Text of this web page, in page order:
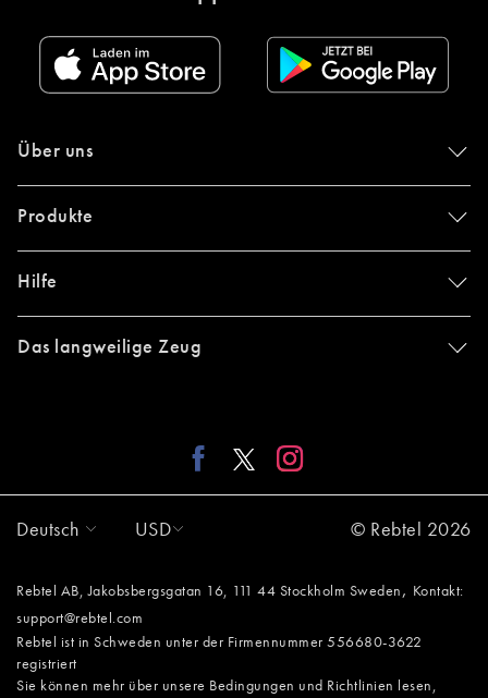
Über uns
Produkte
Hilfe
Das langweilige Zeug
Deutsch USD © Rebtel 2026
Rebtel AB, Jakobsbergsgatan 16, 111 44 Stockholm Sweden ,
Kontakt:
support@rebtel.com
Rebtel ist in Schweden unter der Firmennummer 556680-3622
registriert
Sie können mehr über unsere Bedingungen und Richtlinien lesen,